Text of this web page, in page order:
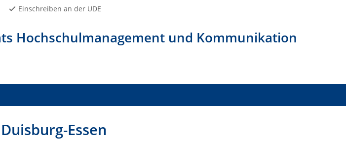
Hochschulmanagement und Kommunikation
Einschreiben an der UDE
Essen